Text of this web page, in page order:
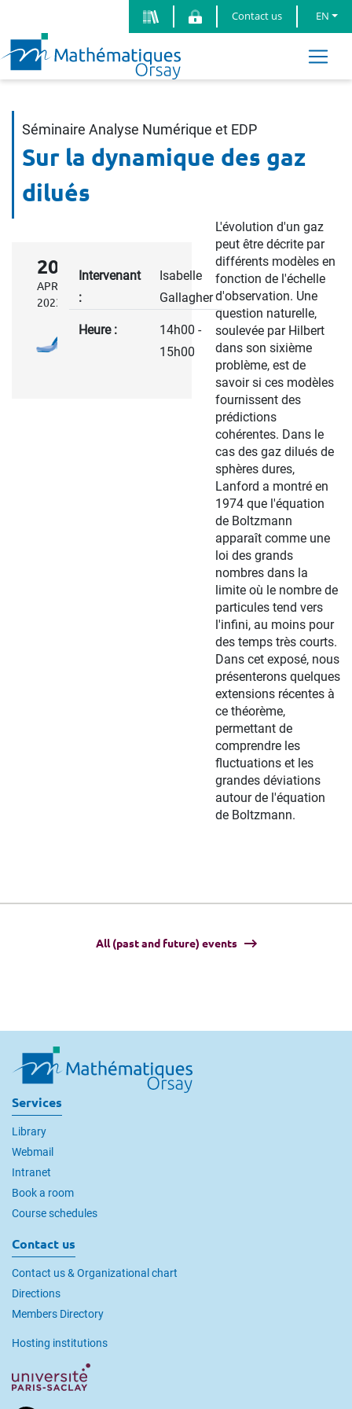
Contact us EN
Séminaire Analyse Numérique et EDP
Sur la dynamique des gaz
dilués
20
APRIL
2023
Intervenant
:
Isabelle
Gallagher
Heure :
14h00 -
15h00
L'évolution d'un gaz
peut être décrite par
différents modèles en
fonction de l'échelle
d'observation. Une
question naturelle,
soulevée par Hilbert
dans son sixième
problème, est de
savoir si ces modèles
fournissent des
prédictions
cohérentes. Dans le
cas des gaz dilués de
sphères dures,
Lanford a montré en
1974 que l'équation
de Boltzmann
apparaît comme une
loi des grands
nombres dans la
limite où le nombre de
particules tend vers
l'infini, au moins pour
des temps très courts.
Dans cet exposé, nous
présenterons quelques
extensions récentes à
ce théorème,
permettant de
comprendre les
fluctuations et les
grandes déviations
autour de l'équation
de Boltzmann.
All (past and future) events
Services
Library
Webmail
Intranet
Book a room
Course schedules
Contact us
Contact us & Organizational chart
Directions
Members Directory
Hosting institutions